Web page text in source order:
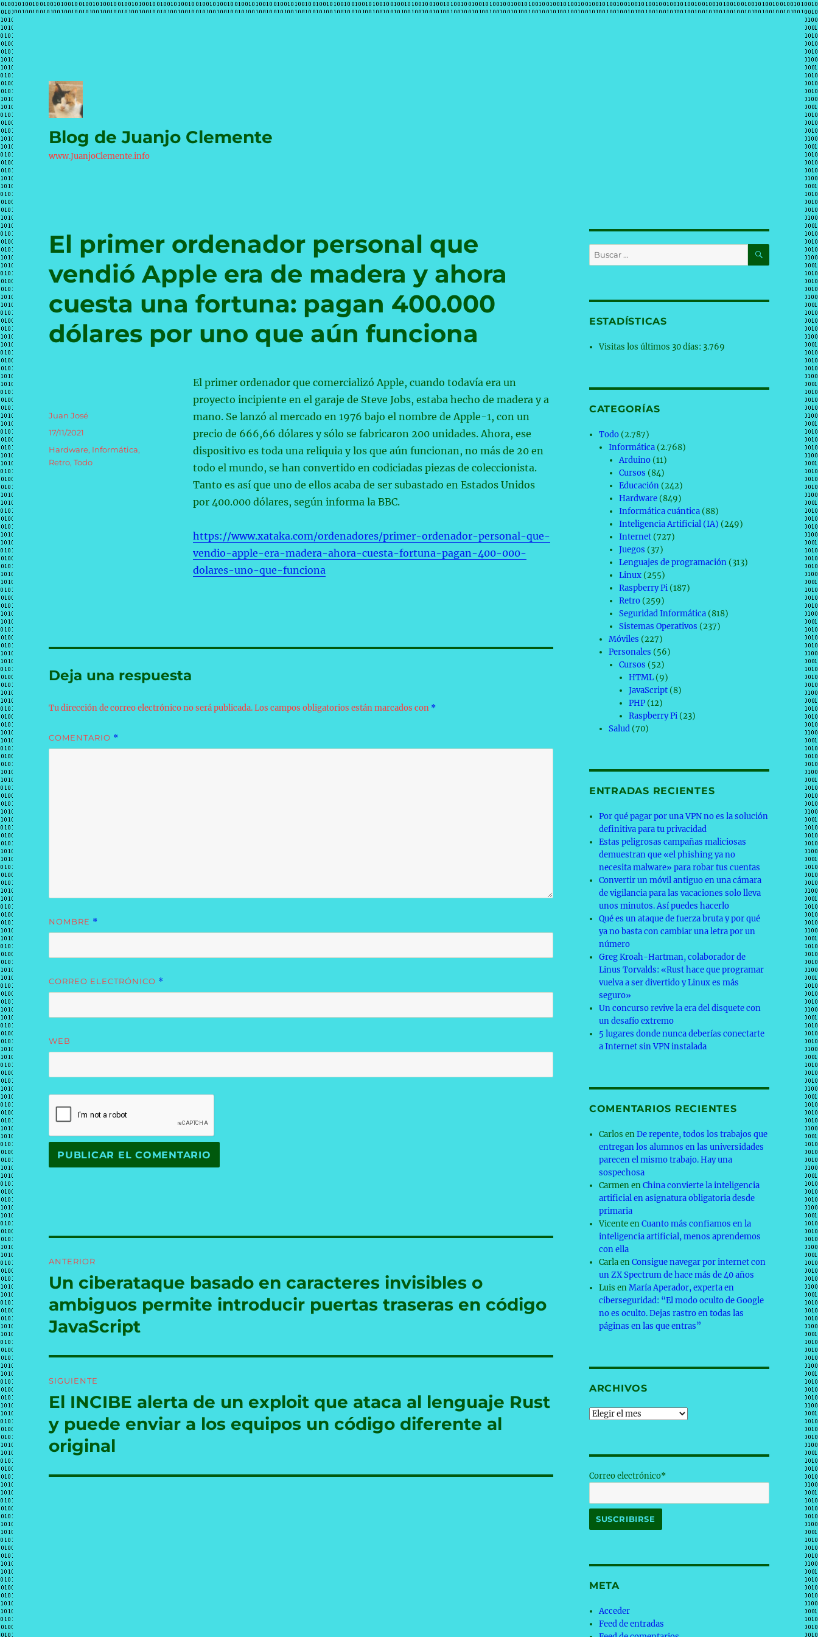
Blog de Juanjo Clemente
www.JuanjoClemente.info
El primer ordenador personal que
vendió Apple era de madera y ahora
cuesta una fortuna: pagan 400.000
dólares por uno que aún funciona
El primer ordenador que comercializó Apple, cuando todavía era un
proyecto incipiente en el garaje de Steve Jobs, estaba hecho de madera y a
mano. Se lanzó al mercado en 1976 bajo el nombre de Apple-1, con un
precio de 666,66 dólares y sólo se fabricaron 200 unidades. Ahora, ese
dispositivo es toda una reliquia y los que aún funcionan, no más de 20 en
todo el mundo, se han convertido en codiciadas piezas de coleccionista.
Tanto es así que uno de ellos acaba de ser subastado en Estados Unidos
por 400.000 dólares, según informa la BBC.
https://www.xataka.com/ordenadores/primer-ordenador-personal-que-
vendio-apple-era-madera-ahora-cuesta-fortuna-pagan-400-000-
dolares-uno-que-funciona
Autor
Juan José
Publicado
17/11/2021
Categorías
Hardware, Informática,
Retro,Todo
Deja una respuesta
Tu dirección de correo electrónico no será publicada.Los campos obligatorios están marcados con *
COMENTARIO *
NOMBRE *
CORREO ELECTRÓNICO *
WEB
de
entradas
ANTERIOR
Entrada
anterior:
Un ciberataque basado en caracteres invisibles o
ambiguos permite introducir puertas traseras en código
JavaScript
SIGUIENTE
Entrada
El INCIBE alerta de un exploit que ataca al lenguaje Rust
y puede enviar a los equipos un código diferente al
original
Buscar
por:
BUSCAR
ESTADÍSTICAS
Visitas los últimos 30 días: 3.769
CATEGORÍAS
Todo (2.787)
Informática (2.768)
Arduino(11)
Cursos (84)
Educación(242)
Hardware(849)
Informática cuántica(88)
Inteligencia Artificial (IA) (249)
Internet(727)
Juegos (37)
Lenguajes de programación(313)
Linux(255)
Raspberry Pi(187)
Retro(259)
Seguridad Informática(818)
Sistemas Operativos (237)
Móviles (227)
Personales (56)
Cursos (52)
HTML(9)
JavaScript(8)
PHP(12)
Raspberry Pi(23)
Salud (70)
ENTRADAS RECIENTES
Por qué pagar por una VPN no es la solución
definitiva para tu privacidad
Estas peligrosas campañas maliciosas
demuestran que «el phishing ya no
necesita malware» para robar tus cuentas
Convertir un móvil antiguo en una cámara
de vigilancia para las vacaciones solo lleva
unos minutos. Así puedes hacerlo
Qué es un ataque de fuerza bruta y por qué
ya no basta con cambiar una letra por un
número
Greg Kroah-Hartman, colaborador de
Linus Torvalds: «Rust hace que programar
vuelva a ser divertido y Linux es más
seguro»
Un concurso revive la era del disquete con
un desafío extremo
5 lugares donde nunca deberías conectarte
a Internet sin VPN instalada
COMENTARIOS RECIENTES
Carlos enDe repente, todos los trabajos que
entregan los alumnos en las universidades
parecen el mismo trabajo. Hay una
sospechosa
CarmenenChina convierte la inteligencia
artificial en asignatura obligatoria desde
primaria
VicenteenCuanto más confiamos en la
inteligencia artificial, menos aprendemos
con ella
CarlaenConsigue navegar por internet con
un ZX Spectrum de hace más de 40 años
Luis enMaría Aperador, experta en
ciberseguridad: “El modo oculto de Google
no es oculto. Dejas rastro en todas las
páginas en las que entras”
ARCHIVOS
Archivos
Correo electrónico*
META
Acceder
Feed de entradas